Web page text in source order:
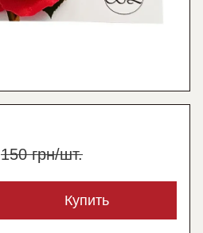
150 грн/шт.
Купить